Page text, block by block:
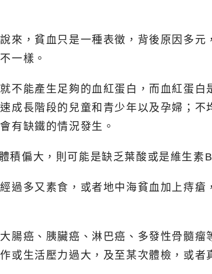
來，貧血只是一種表徵，背後原因多元
一樣。
不能產生足夠的血紅蛋白，而血紅蛋白
成長階段的兒童和青少年以及孕婦；不
有缺鐵的情況發生。
偏大，則可能是缺乏葉酸或是維生素
過多又素食，或者地中海貧血加上痔瘡
腸癌、胰臟癌、淋巴癌、多發性骨髓瘤
或生活壓力過大，及至某次體檢，或者